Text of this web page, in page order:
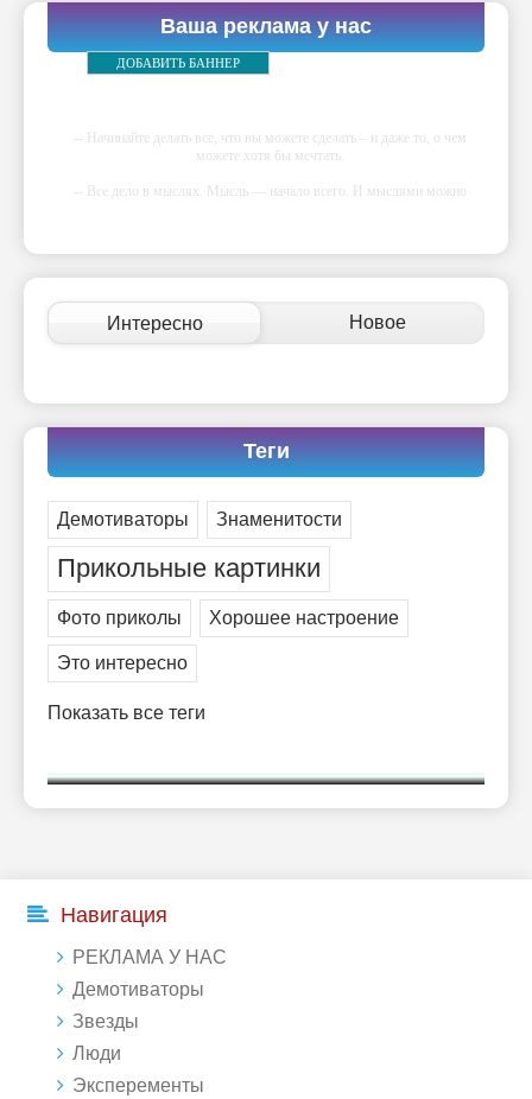
Ваша реклама у нас
ДОБАВИТЬ БАННЕР
-- Начинайте делать все, что вы можете сделать – и даже то, о чем
можете хотя бы мечтать.
-- Все дело в мыслях. Мысль — начало всего. И мыслями можно
которую вы сами себе придумали.
-- Самое большое богатство — это ум. Самая большая нищета —
глупость. Из всех страхов самый пугающий — самолюбование.
его дал.
-- Люблю давать советы и очень не люблю, когда их дают мне.
Интересно Новое
Теги
Демотиваторы Знаменитости
Прикольные картинки
Фото приколы
Хорошее настроение
Это интересно
Показать все теги
Навигация
РЕКЛАМА У НАС
Демотиваторы
Звезды
Люди
Эксперементы